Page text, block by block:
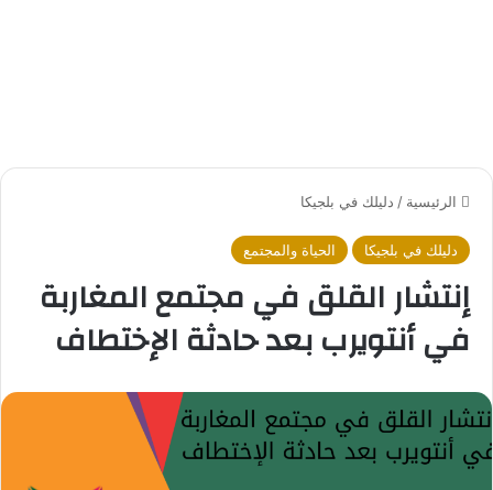
الرئيسية / دليلك في بلجيكا
دليلك في بلجيكا الحياة والمجتمع
إنتشار القلق في مجتمع المغاربة
في أنتويرب بعد حادثة الإختطاف